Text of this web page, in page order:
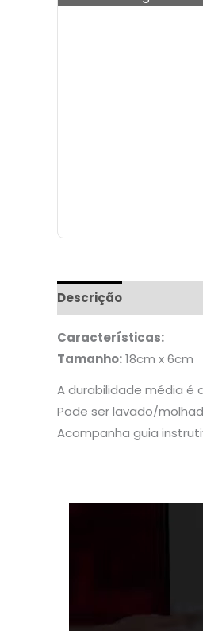
Descrição
Características:
Tamanho:18cm x 6cm
A durabilidade média é
Pode ser lavado/
Acompanha guia